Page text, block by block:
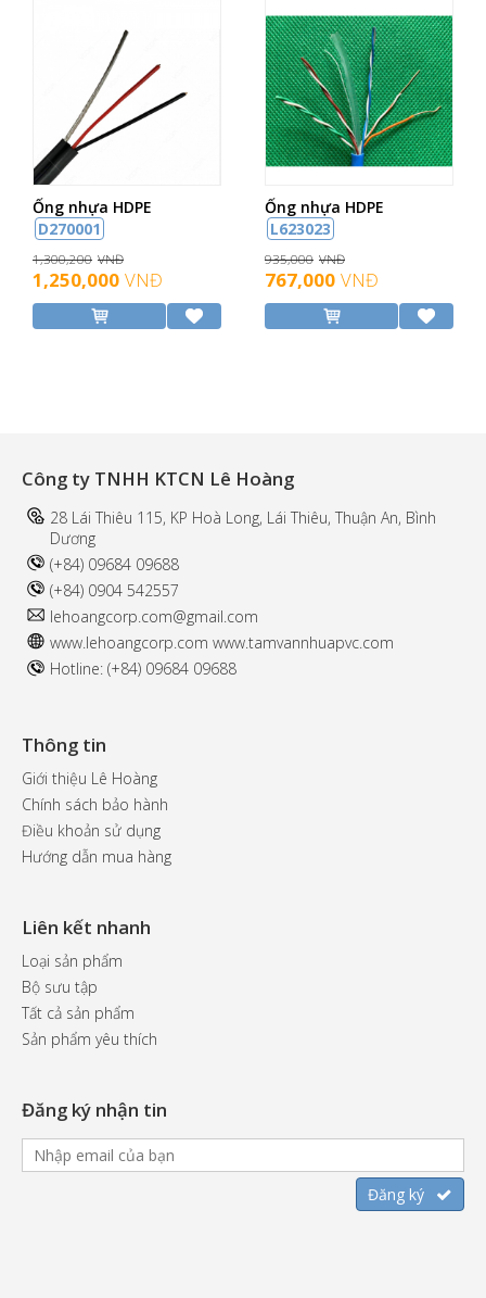
Ống nhựa HDPE
D270001
1,300,200 VNĐ
1,250,000 VNĐ
Ống nhựa HDPE
L623023
935,000 VNĐ
767,000 VNĐ
Công ty TNHH KTCN Lê Hoàng
28 Lái Thiêu 115, KP Hoà Long, Lái Thiêu, Thuận An, Bình
Dương
(+84) 09684 09688
(+84) 0904 542557
lehoangcorp.com@gmail.com
www.lehoangcorp.com www.tamvannhuapvc.com
Hotline: (+84) 09684 09688
Thông tin
Giới thiệu Lê Hoàng
Chính sách bảo hành
Điều khoản sử dụng
Hướng dẫn mua hàng
Liên kết nhanh
Loại sản phẩm
Bộ sưu tập
Tất cả sản phẩm
Sản phẩm yêu thích
Đăng ký nhận tin